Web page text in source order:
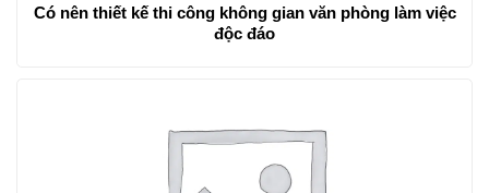
Có nên thiết kế thi công không gian văn phòng làm việc
độc đáo